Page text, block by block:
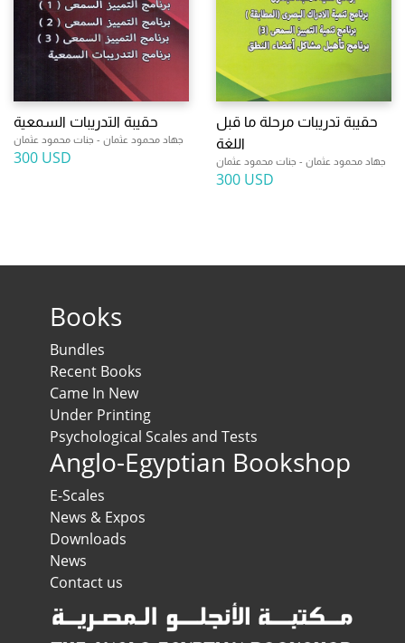
حقيبة التدريبات السمعية
جهاد محمود عثمان - جنات محمود عثمان
300 USD
حقيبة تدريبات مرحلة ما قبل
اللغة
جهاد محمود عثمان - جنات محمود عثمان
300 USD
Books
Bundles
Recent Books
Came In New
Under Printing
Psychological Scales and Tests
Anglo-Egyptian Bookshop
E-Scales
News & Expos
Downloads
News
Contact us